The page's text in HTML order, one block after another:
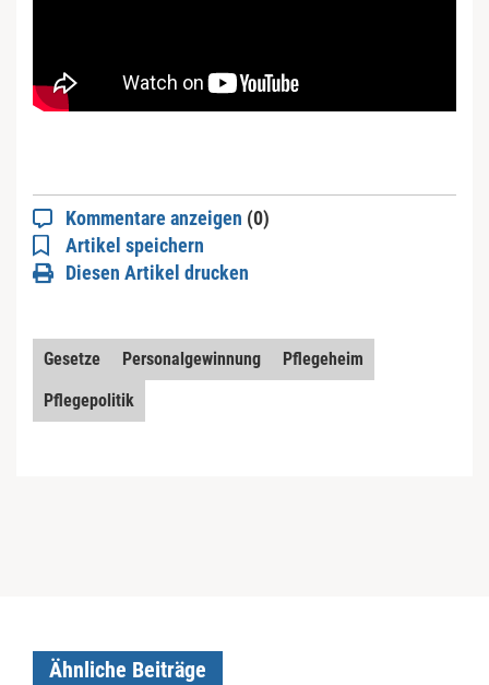
Kommentare anzeigen (0)
Artikel speichern
Diesen Artikel drucken
Gesetze Personalgewinnung
Pflegeheim
Pflegepolitik
Ähnliche Beiträge